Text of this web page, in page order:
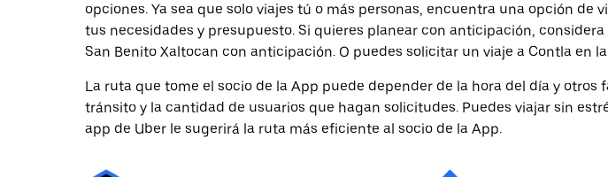
opciones. Ya sea que solo viajes tú o más personas, encuentra una opción de
tus necesidades y presupuesto. Si quieres planear con anticipación,
San Benito Xaltocan con anticipación. O puedes solicitar un viaje a Contla en
La ruta que tome el socio de la App puede depender de la hora del día y otros
tránsito y la cantidad de usuarios que hagan solicitudes. Puedes viajar sin
app de Uber le sugerirá la ruta más eficiente al socio de la App.